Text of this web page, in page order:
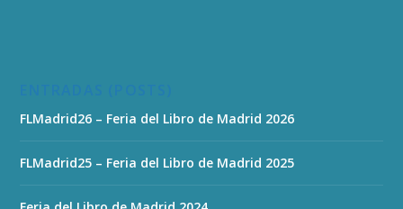
FLMadrid26 – Feria del Libro de Madrid 2026
FLMadrid25 – Feria del Libro de Madrid 2025